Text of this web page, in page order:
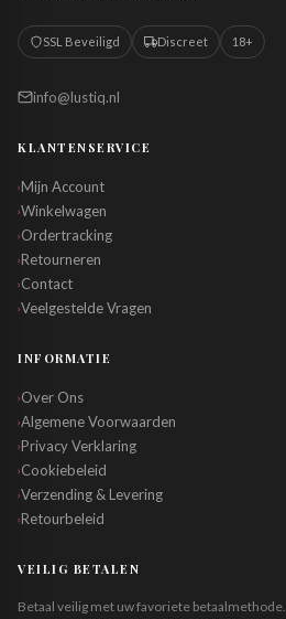
SSL Beveiligd Discreet 18+
info@lustiq.nl
KLANTENSERVICE
›Mijn Account
›Winkelwagen
›Ordertracking
›Retourneren
›Contact
›Veelgestelde Vragen
INFORMATIE
›Over Ons
›Algemene Voorwaarden
›Privacy Verklaring
›Cookiebeleid
›Verzending & Levering
›Retourbeleid
VEILIG BETALEN
Betaal veilig met uw favoriete betaalmethode.